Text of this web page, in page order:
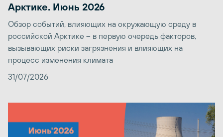
Арктике. Июнь 2026
Обзор событий, влияющих на окружающую среду в
российской Арктике – в первую очередь факторов,
вызывающих риски загрязнения и влияющих на
процесс изменения климата
31/07/2026